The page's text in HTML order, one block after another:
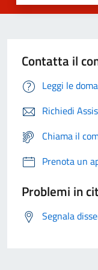
Contatta il
Leggi le
Richiedi
Chiama il
Prenota un
Problemi in
Segnala